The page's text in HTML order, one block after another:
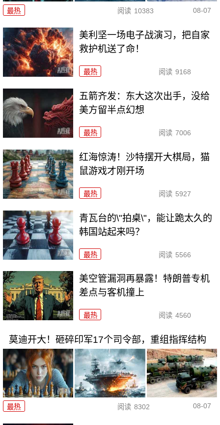
最热 阅读 10383 08-07
美利坚一场电子战演习，把自家
救护机送了命！
最热 阅读 9168
五箭齐发：东大这次出手，没给
美方留半点幻想
最热 阅读 7006
红海惊涛！沙特摆开大棋局，猫
鼠游戏才刚开场
最热 阅读 5927
青瓦台的\"拍桌\"，能让跪太久的
韩国站起来吗？
最热 阅读 5566
美空管漏洞再暴露！特朗普专机
差点与客机撞上
最热 阅读 4560
莫迪开大！砸碎印军17个司令部，重组指挥结构
最热 阅读 8302 08-07